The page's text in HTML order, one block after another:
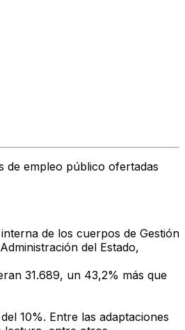
de empleo público ofertadas
de los cuerpos de Gestión
del Estado,
31.689, un 43,2% más que
10%. Entre las adaptaciones